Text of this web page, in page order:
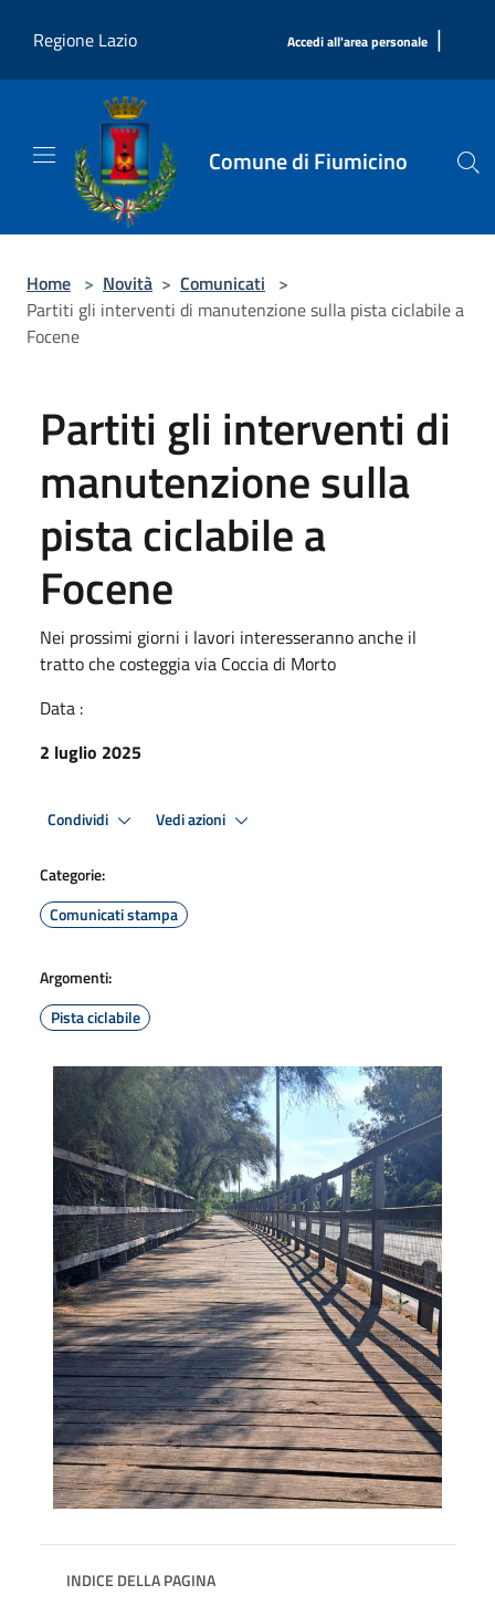
Regione Lazio
Accedi all'area personale |
Comune di Fiumicino
Home > Novità > Comunicati >
Partiti gli interventi di manutenzione sulla pista ciclabile a
Focene
Partiti gli interventi di
manutenzione sulla
pista ciclabile a
Focene
Nei prossimi giorni i lavori interesseranno anche il
tratto che costeggia via Coccia di Morto
Data :
2 luglio 2025
Condividi Vedi azioni
Categorie:
Comunicati stampa
Argomenti:
Pista ciclabile
INDICE DELLA PAGINA